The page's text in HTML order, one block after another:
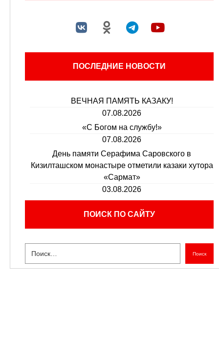
ПОСЛЕДНИЕ НОВОСТИ
ВЕЧНАЯ ПАМЯТЬ КАЗАКУ!
07.08.2026
«С Богом на службу!»
07.08.2026
День памяти Серафима Саровского в
Кизилташском монастыре отметили казаки хутора
«Сармат»
03.08.2026
ПОИСК ПО САЙТУ
Поиск